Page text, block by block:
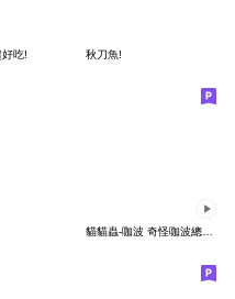
吃! 秋刀魚!
貓貓蟲-咖波 奇怪咖波總動員